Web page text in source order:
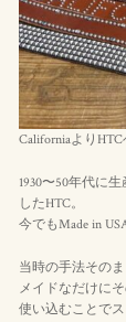
Californiaより
1930〜50年代に
したHTC。
今でもMade in
当時の手法その
メイドなだけにそ
使い込むことで